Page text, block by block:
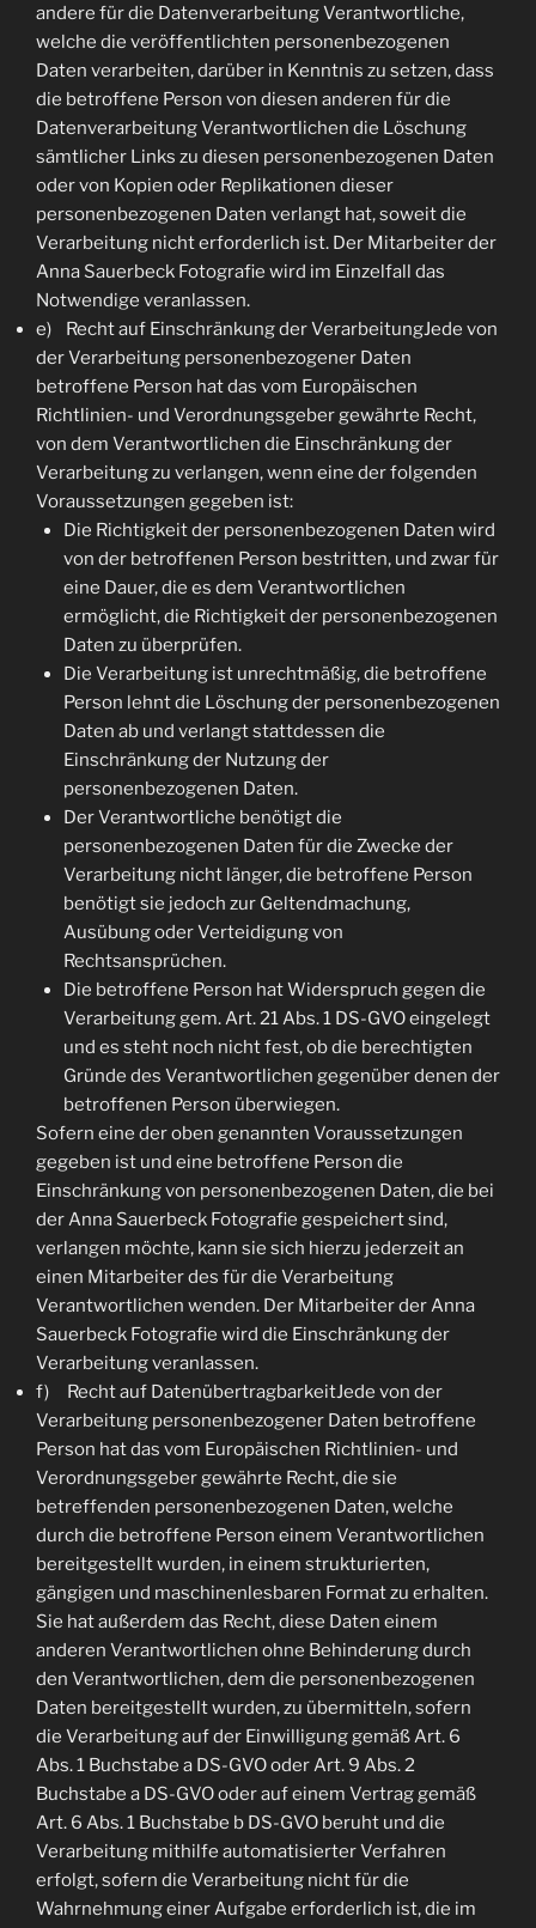
andere für die Datenverarbeitung Verantwortliche,
welche die veröffentlichten personenbezogenen
Daten verarbeiten, darüber in Kenntnis zu setzen, dass
die betroffene Person von diesen anderen für die
Datenverarbeitung Verantwortlichen die Löschung
sämtlicher Links zu diesen personenbezogenen Daten
oder von Kopien oder Replikationen dieser
personenbezogenen Daten verlangt hat, soweit die
Verarbeitung nicht erforderlich ist. Der Mitarbeiter der
Anna Sauerbeck Fotografie wird im Einzelfall das
Notwendige veranlassen.
e) Recht auf Einschränkung der VerarbeitungJede von
der Verarbeitung personenbezogener Daten
betroffene Person hat das vom Europäischen
Richtlinien- und Verordnungsgeber gewährte Recht,
von dem Verantwortlichen die Einschränkung der
Verarbeitung zu verlangen, wenn eine der folgenden
Voraussetzungen gegeben ist:
Die Richtigkeit der personenbezogenen Daten wird
von der betroffenen Person bestritten, und zwar für
eine Dauer, die es dem Verantwortlichen
ermöglicht, die Richtigkeit der personenbezogenen
Daten zu überprüfen.
Die Verarbeitung ist unrechtmäßig, die betroffene
Person lehnt die Löschung der personenbezogenen
Daten ab und verlangt stattdessen die
Einschränkung der Nutzung der
personenbezogenen Daten.
Der Verantwortliche benötigt die
personenbezogenen Daten für die Zwecke der
Verarbeitung nicht länger, die betroffene Person
benötigt sie jedoch zur Geltendmachung,
Ausübung oder Verteidigung von
Rechtsansprüchen.
Die betroffene Person hat Widerspruch gegen die
Verarbeitung gem. Art. 21 Abs. 1 DS-GVO eingelegt
und es steht noch nicht fest, ob die berechtigten
Gründe des Verantwortlichen gegenüber denen der
betroffenen Person überwiegen.
Sofern eine der oben genannten Voraussetzungen
gegeben ist und eine betroffene Person die
Einschränkung von personenbezogenen Daten, die bei
der Anna Sauerbeck Fotografie gespeichert sind,
verlangen möchte, kann sie sich hierzu jederzeit an
einen Mitarbeiter des für die Verarbeitung
Verantwortlichen wenden. Der Mitarbeiter der Anna
Sauerbeck Fotografie wird die Einschränkung der
Verarbeitung veranlassen.
f) Recht auf DatenübertragbarkeitJede von der
Verarbeitung personenbezogener Daten betroffene
Person hat das vom Europäischen Richtlinien- und
Verordnungsgeber gewährte Recht, die sie
betreffenden personenbezogenen Daten, welche
durch die betroffene Person einem Verantwortlichen
bereitgestellt wurden, in einem strukturierten,
gängigen und maschinenlesbaren Format zu erhalten.
Sie hat außerdem das Recht, diese Daten einem
anderen Verantwortlichen ohne Behinderung durch
den Verantwortlichen, dem die personenbezogenen
Daten bereitgestellt wurden, zu übermitteln, sofern
die Verarbeitung auf der Einwilligung gemäß Art. 6
Abs. 1 Buchstabe a DS-GVO oder Art. 9 Abs. 2
Buchstabe a DS-GVO oder auf einem Vertrag gemäß
Art. 6 Abs. 1 Buchstabe b DS-GVO beruht und die
Verarbeitung mithilfe automatisierter Verfahren
erfolgt, sofern die Verarbeitung nicht für die
Wahrnehmung einer Aufgabe erforderlich ist, die im